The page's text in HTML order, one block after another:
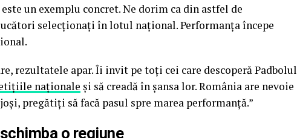
un exemplu concret. Ne dorim ca din astfel de
selecționați în lotul național. Performanța începe
rezultatele apar. Îi invit pe toți cei care descoperă Padbolul
naționale și să creadă în șansa lor. România are nevoie
pregătiți să facă pasul spre marea performanță.”
o regiune